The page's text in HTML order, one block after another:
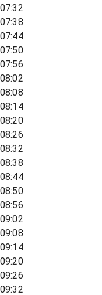
07:32
07:38
07:44
07:50
07:56
08:02
08:08
08:14
08:20
08:26
08:32
08:38
08:44
08:50
08:56
09:02
09:08
09:14
09:20
09:26
09:32